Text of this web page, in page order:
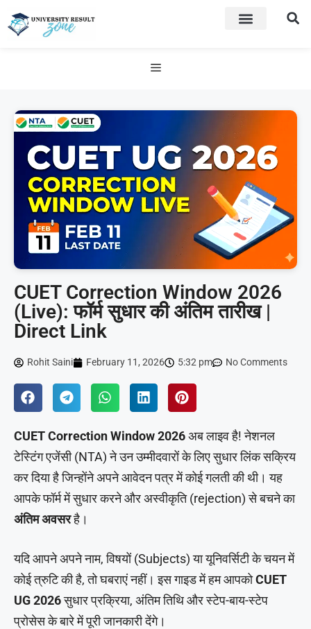
CUET Correction Window 2026
(Live): फॉर्म सुधार की अंतिम तारीख |
Direct Link
Rohit Saini February 11, 2026 5:32 pm No Comments
CUET Correction Window 2026अब लाइव है! नेशनल
टेस्टिंग एजेंसी (NTA) ने उन उम्मीदवारों के लिए सुधार लिंक सक्रिय
कर दिया है जिन्होंने अपने आवेदन पत्र में कोई गलती की थी। यह
आपके फॉर्म में सुधार करने और अस्वीकृति (rejection) से बचने का
अंतिम अवसरहै।
यदि आपने अपने नाम, विषयों (Subjects) या यूनिवर्सिटी के चयन में
कोई त्रुटि की है, तो घबराएं नहीं। इस गाइड में हम आपकोCUET
UG 2026सुधार प्रक्रिया, अंतिम तिथि और स्टेप-बाय-स्टेप
प्रोसेस के बारे में पूरी जानकारी देंगे।